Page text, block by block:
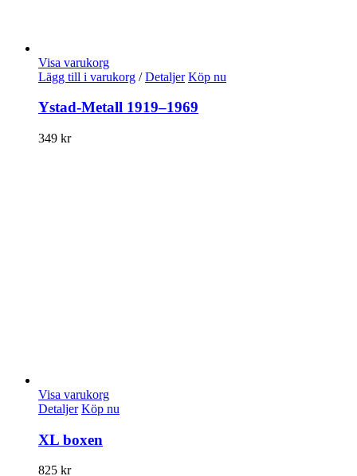
Visa varukorg
Lägg till i varukorg / Detaljer Köp nu
Ystad-Metall 1919–1969
349 kr
Visa varukorg
Detaljer Köp nu
XL boxen
825 kr